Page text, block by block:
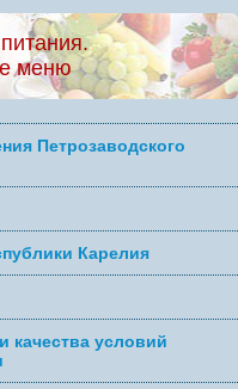
меню
Петрозаводского
Карелия
качества условий